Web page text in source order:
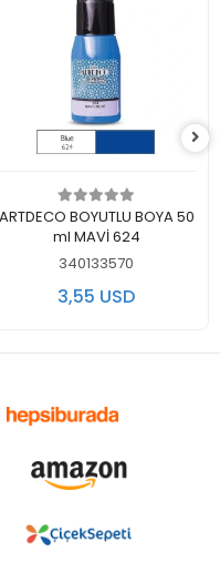
Add to cart
ARTDECO BOYUTLU BOYA 50
ml MAVİ 624
340133570
3,55 USD